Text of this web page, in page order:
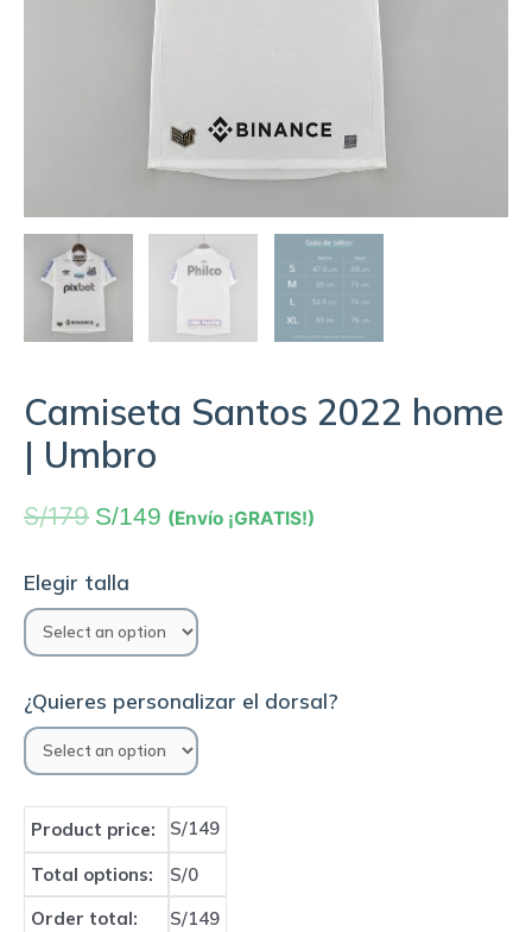
Camiseta Santos 2022 home
| Umbro
S/179 S/149 (Envío ¡GRATIS!)
Elegir talla
¿Quieres personalizar el dorsal?
Product price: S/149
Total options:
S/0
Order total:
S/149